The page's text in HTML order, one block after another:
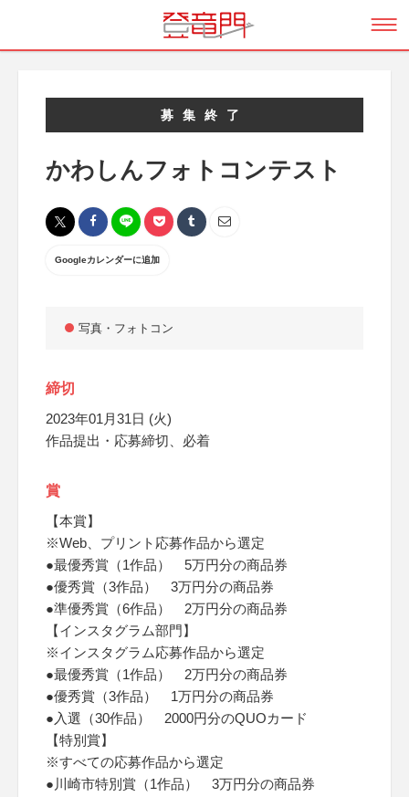
募集終了
かわしんフォトコンテスト
Googleカレンダーに追加
写真・フォトコン
締切
2023年01月31日 (火)
作品提出・応募締切、必着
賞
【本賞】
※Web、プリント応募作品から選定
●最優秀賞（1作品） 5万円分の商品券
●優秀賞（3作品） 3万円分の商品券
●準優秀賞（6作品） 2万円分の商品券
【インスタグラム部門】
※インスタグラム応募作品から選定
●最優秀賞（1作品） 2万円分の商品券
●優秀賞（3作品） 1万円分の商品券
●入選（30作品） 2000円分のQUOカード
【特別賞】
※すべての応募作品から選定
●川崎市特別賞（1作品） 3万円分の商品券